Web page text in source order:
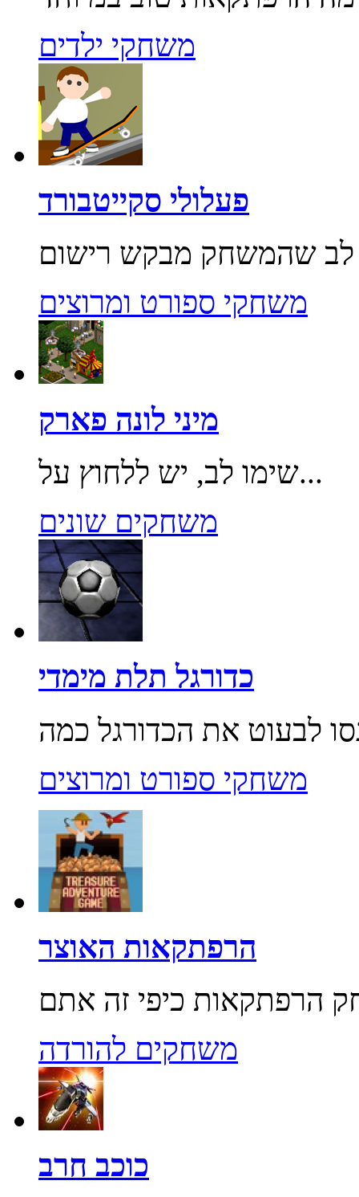
משחקי ילדים
פעלולי סקייטבורד
משחקי ספורט ומרוצים
מיני לונה פארק
שימו לב, יש ללחוץ על...
משחקים שונים
כדורגל תלת מימדי
משחקי ספורט ומרוצים
הרפתקאות האוצר
משחקים להורדה
כוכב חרב